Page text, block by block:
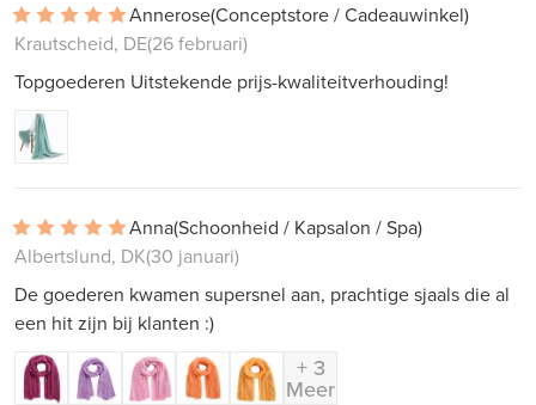
Annerose(Conceptstore / Cadeauwinkel)
Krautscheid, DE(26 februari)
Topgoederen Uitstekende prijs-kwaliteitverhouding!
Anna(Schoonheid / Kapsalon / Spa)
Albertslund, DK(30 januari)
De goederen kwamen supersnel aan, prachtige sjaals die al
een hit zijn bij klanten :)
+ 3
Meer